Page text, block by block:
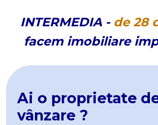
Case de vanzare in Alba Iulia Ampoi 3
Case de vanzare in Alba Iulia Est
Case de vanzare in Ciugud
Case de vanzare in Alba Iulia Nord-Vest
Terenuri de vanzare
Terenuri de vanzare in Alba Iulia
INTERMEDIA- de28
facem imobiliare
Ai o proprietate
vânzare ?